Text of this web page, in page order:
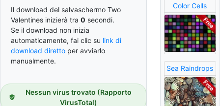
Il download del salvaschermo Two
Valentines inizierà tra 0 secondi.
Se il download non inizia
automaticamente, fai clic su link di
download diretto per avviarlo
manualmente.
Nessun virus trovato (Rapporto
VirusTotal)
Color Cells
Sea Raindrops